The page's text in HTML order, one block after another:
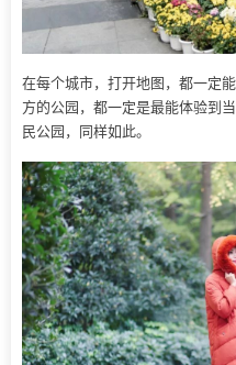
在每个城市，打开地图，都一定
方的公园，都一定是最能体验到
民公园，同样如此。